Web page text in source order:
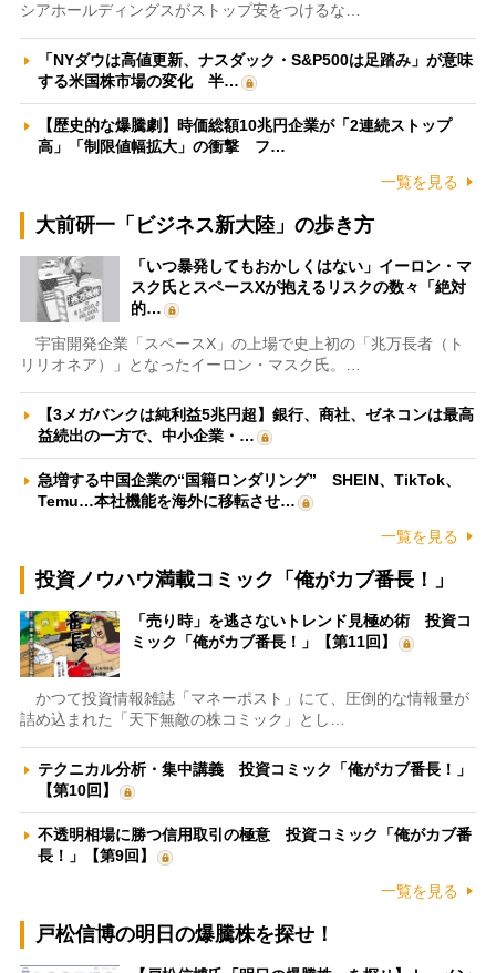
シアホールディングスがストップ安をつけるな…
「NYダウは高値更新、ナスダック・S&P500は足踏み」が意味
する米国株市場の変化 半…
【歴史的な爆騰劇】時価総額10兆円企業が「2連続ストップ
高」「制限値幅拡大」の衝撃 フ…
一覧を見る
大前研一「ビジネス新大陸」の歩き方
「いつ暴発してもおかしくはない」イーロン・マ
スク氏とスペースXが抱えるリスクの数々「絶対
的…
宇宙開発企業「スペースX」の上場で史上初の「兆万長者（ト
リリオネア）」となったイーロン・マスク氏。…
【3メガバンクは純利益5兆円超】銀行、商社、ゼネコンは最高
益続出の一方で、中小企業・…
急増する中国企業の“国籍ロンダリング” SHEIN、TikTok、
Temu…本社機能を海外に移転させ…
一覧を見る
投資ノウハウ満載コミック「俺がカブ番長！」
「売り時」を逃さないトレンド見極め術 投資コ
ミック「俺がカブ番長！」【第11回】
かつて投資情報雑誌「マネーポスト」にて、圧倒的な情報量が
詰め込まれた「天下無敵の株コミック」とし…
テクニカル分析・集中講義 投資コミック「俺がカブ番長！」
【第10回】
不透明相場に勝つ信用取引の極意 投資コミック「俺がカブ番
長！」【第9回】
一覧を見る
戸松信博の明日の爆騰株を探せ！